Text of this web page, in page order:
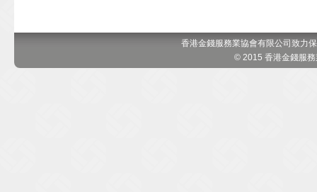
香港金錢服務業協會有限公司致力
© 2015 香港金錢服